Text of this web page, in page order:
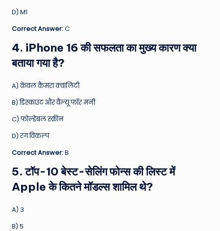
D) M1
Correct Answer:C
4. iPhone 16 की सफलता का मुख्य कारण क्या
बताया गया है?
A) केवल कैमरा क्वालिटी
B) डिस्काउंट और वैल्यू फॉर मनी
C) फोल्डेबल स्क्रीन
D) रंग विकल्प
Correct Answer:B
5. टॉप-10 बेस्ट-सेलिंग फोन्स की लिस्ट में
Apple के कितने मॉडल्स शामिल थे?
A) 3
B) 5